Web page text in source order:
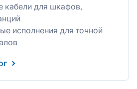
кабели для шкафов,
исполнения для точной